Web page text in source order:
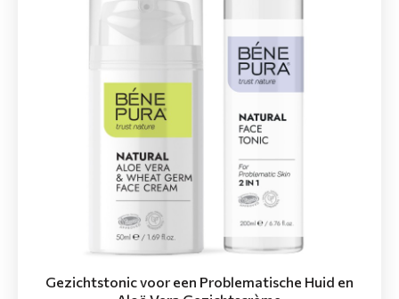
Gezichtstonic voor een Problematische Huid en